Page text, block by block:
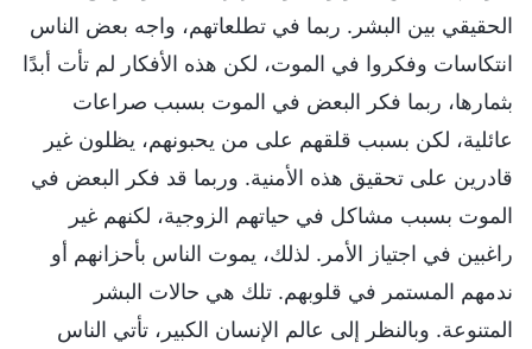
الحقيقي بين البشر. ربما في تطلعاتهم، واجه بعض الناس
انتكاسات وفكروا في الموت، لكن هذه الأفكار لم تأت أبدًا
بثمارها، ربما فكر البعض في الموت بسبب صراعات
عائلية، لكن بسبب قلقهم على من يحبونهم، يظلون غير
قادرين على تحقيق هذه الأمنية. وربما قد فكر البعض في
الموت بسبب مشاكل في حياتهم الزوجية، لكنهم غير
راغبين في اجتياز الأمر. لذلك، يموت الناس بأحزانهم أو
ندمهم المستمر في قلوبهم. تلك هي حالات البشر
المتنوعة. وبالنظر إلى عالم الإنسان الكبير، تأتي الناس